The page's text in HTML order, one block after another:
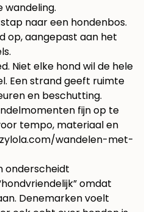
wandeling.
naar een hondenbos.
op, aangepast aan het
Niet elke hond wil de hele
Een strand geeft ruimte
en beschutting.
fijn op te
tempo, materiaal en
wandelen-met-
onderscheidt
omdat
Denemarken voelt